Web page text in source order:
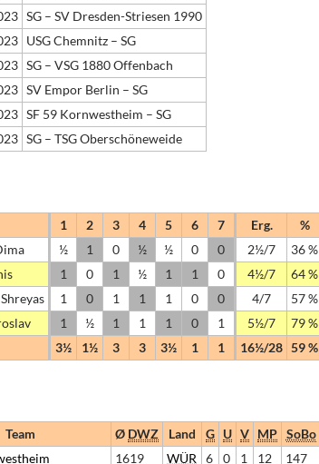
SG – SV Dresden-Striesen 1990
USG Chemnitz – SG
SG – VSG 1880 Offenbach
SV Empor Berlin – SG
SF 59 Kornwestheim – SG
SG – TSG Oberschöneweide
1 2 3 4 5 6 7 Erg.
%
½ 1 0 ½ ½ 0 0 2½/7
36 %
1 0 1 ½ 1 1 0 4½/7
64 %
1 0 1 1 1 0 0 4/7
57 %
1 ½ 1 1 1 0 1 5½/7
79 %
3½
1½ 3 3 3½ 1 1 16½/28 59 %
Team Ø DWZ Land G U V MP SoBo
1619 WÜR 6 0 1 12 147